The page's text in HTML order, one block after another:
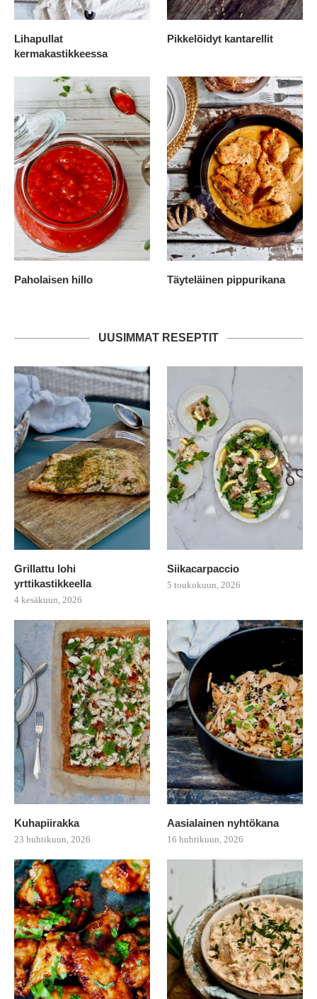
Lihapullat
kermakastikkeessa
Pikkelöidyt kantarellit
Paholaisen hillo Täyteläinen pippurikana
UUSIMMAT RESEPTIT
Grillattu lohi
yrttikastikkeella
4 kesäkuun, 2026
Siikacarpaccio
5 toukokuun, 2026
Kuhapiirakka
23 huhtikuun, 2026
Aasialainen nyhtökana
16 huhtikuun, 2026